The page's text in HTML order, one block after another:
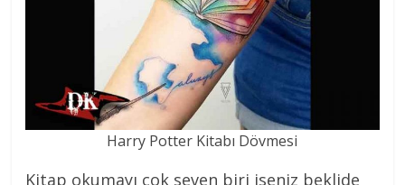
Harry Potter Kitabı Dövmesi
Kitap okumayı çok seven biri iseniz beklide